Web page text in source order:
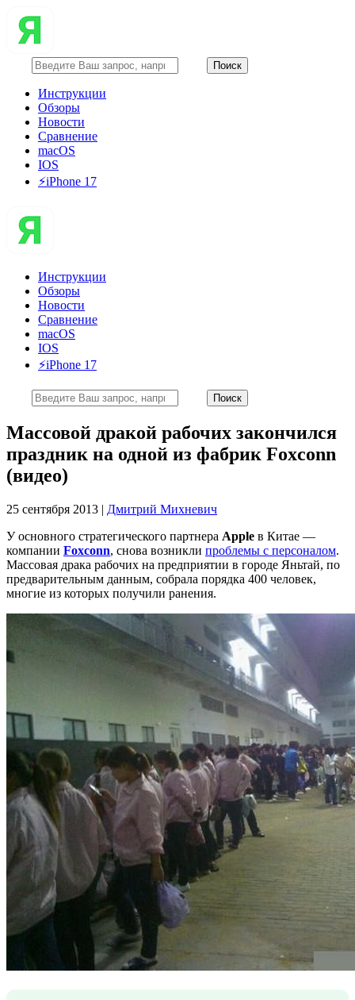
Инструкции
Обзоры
Новости
Сравнение
macOS
IOS
⚡️iPhone 17
Инструкции
Обзоры
Новости
Сравнение
macOS
IOS
⚡️iPhone 17
Массовой дракой рабочих закончился
праздник на одной из фабрик Foxconn
(видео)
25 сентября 2013 | Дмитрий Михневич
У основного стратегического партнера Apple в Китае —
компании Foxconn, снова возникли проблемы с персоналом.
Массовая драка рабочих на предприятии в городе Яньтай, по
предварительным данным, собрала порядка 400 человек,
многие из которых получили ранения.